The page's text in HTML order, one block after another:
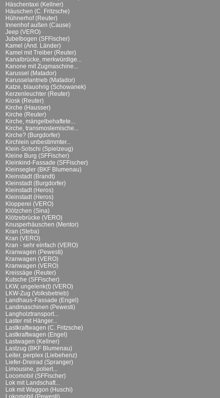
Häschentaxi (Kellner)
Häuschen (C. Fritzsche)
Hühnerhof (Reuter)
Innenhof außen (Cause)
Jeep (VERO)
Jubelbogen (SFFischer)
Kamel (And. Länder)
Kamel mit Treiber (Reuter)
Kanalbrücke, merkwürdige...
Kanone mit Zugmaschine...
Karussel (Matador)
Karusselantrieb (Matador)
Katze, blauohrig (Schowanek)
Kerzenleuchter (Reuter)
Kiosk (Reuter)
Kirche (Hausser)
Kirche (Reuter)
Kirche, mängelbehaftete...
Kirche, transmoslemische...
Kirche? (Burgdorfer)
Kirchlein unbestimmter...
Klein-Sotschi (Spielzeug)
Kleine Burg (SFFischer)
Kleinkind-Fassade (SFFischer)
Kleinsegler (BKF Blumenau)
Kleinstadt (Brandt)
Kleinstadt (Burgdorfer)
Kleinstadt (Heros)
Kleinstadt (Heros)
Klopperei (VERO)
Klötzchen (Sina)
Klötzebrücke (VERO)
Knusperhäuschen (Mentor)
Kran (Steba)
Kran (VERO)
Kran - sehr einfach (VERO)
Kranwagen (Pewesti)
Kranwagen (VERO)
Kranwagen (VERO)
Kreissäge (Reuter)
Kutsche (SFFischer)
LKW, ungelenk(t) (VERO)
LKW-Zug (Volksbetrieb)
Landhaus-Fassade (Engel)
Landmaschinen (Pewesti)
Langholztransport...
Laster mit Hänger...
Lastkraftwagen (C. Fritzsche)
Lastkraftwagen (Engel)
Lastwagen (Kellner)
Lastzug (BKF Blumenau)
Leiter, perplex (Liebehenz)
Liefer-Dreirad (Spranger)
Limousine, poliert...
Locomobil (SFFischer)
Lok mit Landschaft...
Lok mit Waggon (Huschi)
Lokomobil (Pewesti)